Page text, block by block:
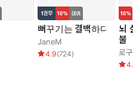
뻐꾸기는 결백하다
JaneM
4.9(724)
뇌
불
로